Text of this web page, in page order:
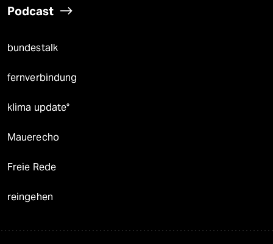
Podcast
bundestalk
fernverbindung
klima update°
Mauerecho
Freie Rede
reingehen